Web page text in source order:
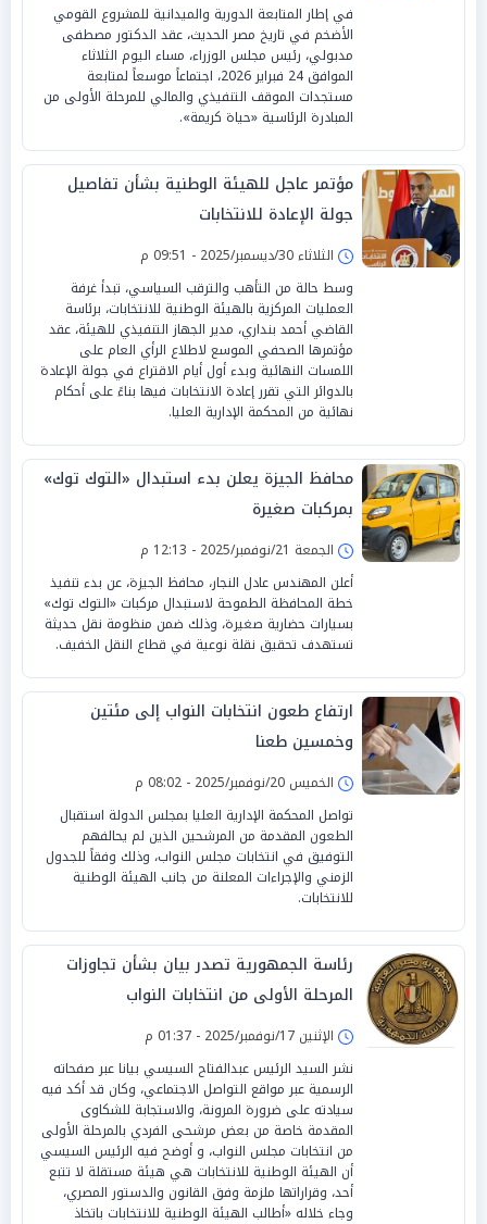
في إطار المتابعة الدورية والميدانية للمشروع القومي
الأضخم في تاريخ مصر الحديث، عقد الدكتور مصطفى
مدبولي، رئيس مجلس الوزراء، مساء اليوم الثلاثاء
الموافق 24 فبراير 2026، اجتماعاً موسعاً لمتابعة
مستجدات الموقف التنفيذي والمالي للمرحلة الأولى من
المبادرة الرئاسية «حياة كريمة».
مؤتمر عاجل للهيئة الوطنية بشأن تفاصيل
جولة الإعادة للانتخابات
الثلاثاء 30/ديسمبر/2025 - 09:51 م
وسط حالة من التأهب والترقب السياسي، تبدأ غرفة
العمليات المركزية بالهيئة الوطنية للانتخابات، برئاسة
القاضي أحمد بنداري، مدير الجهاز التنفيذي للهيئة، عقد
مؤتمرها الصحفي الموسع لاطلاع الرأي العام على
اللمسات النهائية وبدء أول أيام الاقتراع في جولة الإعادة
بالدوائر التي تقرر إعادة الانتخابات فيها بناءً على أحكام
نهائية من المحكمة الإدارية العليا.
محافظ الجيزة يعلن بدء استبدال «التوك توك»
بمركبات صغيرة
الجمعة 21/نوفمبر/2025 - 12:13 م
أعلن المهندس عادل النجار، محافظ الجيزة، عن بدء تنفيذ
خطة المحافظة الطموحة لاستبدال مركبات «التوك توك»
بسيارات حضارية صغيرة، وذلك ضمن منظومة نقل حديثة
تستهدف تحقيق نقلة نوعية في قطاع النقل الخفيف.
ارتفاع طعون انتخابات النواب إلى مئتين
وخمسين طعنا
الخميس 20/نوفمبر/2025 - 08:02 م
تواصل المحكمة الإدارية العليا بمجلس الدولة استقبال
الطعون المقدمة من المرشحين الذين لم يحالفهم
التوفيق في انتخابات مجلس النواب، وذلك وفقاً للجدول
الزمني والإجراءات المعلنة من جانب الهيئة الوطنية
للانتخابات.
رئاسة الجمهورية تصدر بيان بشأن تجاوزات
المرحلة الأولى من انتخابات النواب
الإثنين 17/نوفمبر/2025 - 01:37 م
نشر السيد الرئيس عبدالفتاح السيسي بيانا عبر صفحاته
الرسمية عبر مواقع التواصل الاجتماعي، وكان قد أكد فيه
سيادته على ضرورة المرونة، والاستجابة للشكاوى
المقدمة خاصة من بعض مرشحى الفردي بالمرحلة الأولى
من انتخابات مجلس النواب، و أوضح فيه الرئيس السيسي
أن الهيئة الوطنية للانتخابات هي هيئة مستقلة لا تتبع
أحد، وقراراتها ملزمة وفق القانون والدستور المصري،
وجاء خلاله «أطالب الهيئة الوطنية للانتخابات باتخاذ